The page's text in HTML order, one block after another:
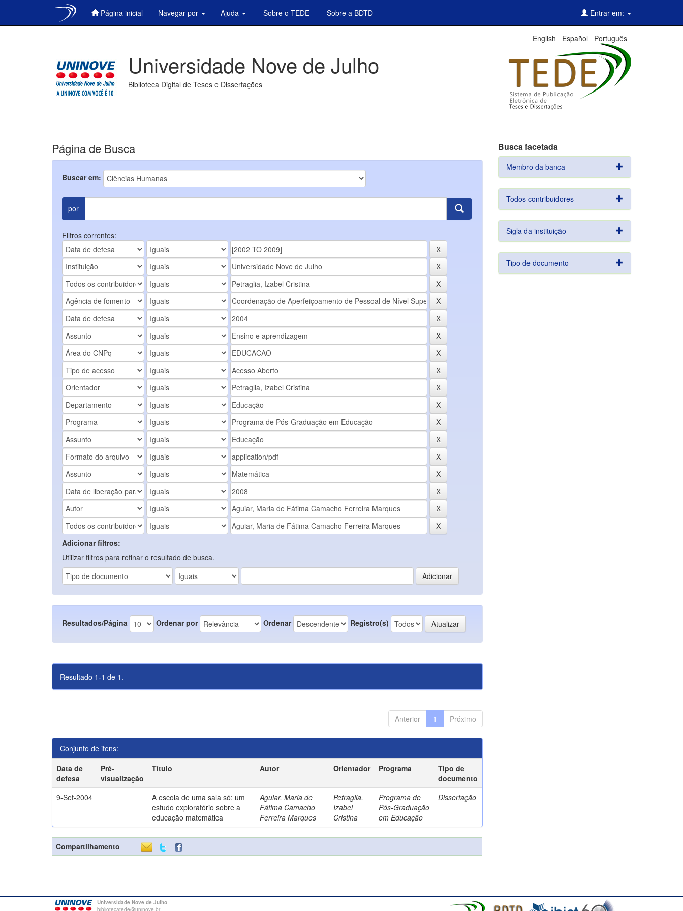
Página inicial Navegar por Ajuda Sobre o TEDE Sobre a BDTD Entrar em:
English Español Português
Universidade Nove de Julho
Biblioteca Digital de Teses e Dissertações
Página de Busca
Buscar em:
por
Filtros correntes:
Adicionar filtros:
Utilizar filtros para refinar o resultado de busca.
Resultados/Página Ordenar por Ordenar Registro(s)
Resultado 1-1 de 1.
Anterior 1 Próximo
Conjunto de itens:
Data de
defesa
Pré-
visualização
Título Autor Orientador Programa
Tipo de
documento
9-Set-2004
A escola de uma sala só: um
estudo exploratório sobre a
educação matemática
Aguiar, Maria de
Fátima Camacho
Ferreira Marques
Petraglia,
Izabel
Cristina
Programa de
Pós-Graduação
em Educação
Dissertação
Compartilhamento
Busca facetada
Membro da banca
Todos contribuidores
Sigla da instituição
Tipo de documento
Universidade Nove de Julho
bibliotecatede@uninove.br